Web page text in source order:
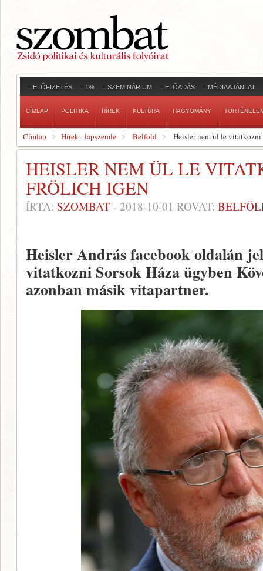
ELŐFIZETÉS 1% SZEMINÁRIUM ELŐADÁS MÉDIAAJÁNLAT
CÍMLAP POLITIKA HÍREK KULTÚRA HAGYOMÁNY
Címlap Hírek - lapszemle Belföld Heisler nem ül le
HEISLER NEM ÜL LE
FRÖLICH IGEN
ÍRTA: SZOMBAT - 2018-10-01 ROVAT:
Heisler András facebook oldalán
vitatkozni Sorsok Háza ügyben
azonban másik vitapartner.